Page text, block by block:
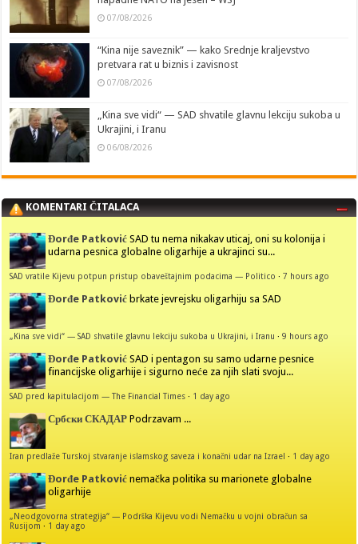
07/08/2026
“Kina nije saveznik” — kako Srednje kraljevstvo
pretvara rat u biznis i zavisnost
07/08/2026
„Kina sve vidi“ — SAD shvatile glavnu lekciju sukoba u
Ukrajini, i Iranu
06/08/2026
KOMENTARI ČITALACA
Đorđe Patković SAD tu nema nikakav uticaj, oni su kolonija i
udarna pesnica globalne oligarhije a ukrajinci su...
SAD vratile Kijevu potpun pristup obaveštajnim podacima — Politico ·7 hours ago
Đorđe Patković brkate jevrejsku oligarhiju sa SAD
„Kina sve vidi“ — SAD shvatile glavnu lekciju sukoba u Ukrajini, i Iranu ·9 hours ago
Đorđe Patković SAD i pentagon su samo udarne pesnice
financijske oligarhije i sigurno neće za njih slati svoju...
SAD pred kapitulacijom — The Financial Times · 1 day ago
Србски СКАДАР Podrzavam ...
Iran predlaže Turskoj stvaranje islamskog saveza i konačni udar na Izrael · 1 day ago
Đorđe Patković nemačka politika su marionete globalne
oligarhije
„Neodgovorna strategija“ — Podrška Kijevu vodi Nemačku u vojni obračun sa
Rusijom · 1 day ago